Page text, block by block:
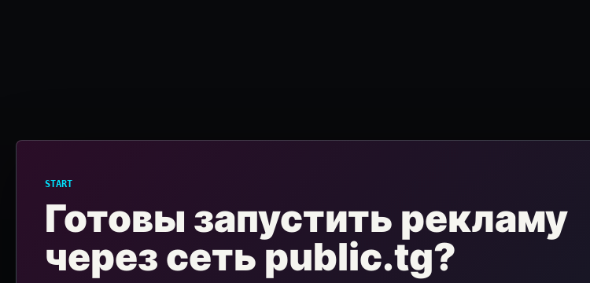
START
Готовы запустить рекламу
через сеть public.tg?